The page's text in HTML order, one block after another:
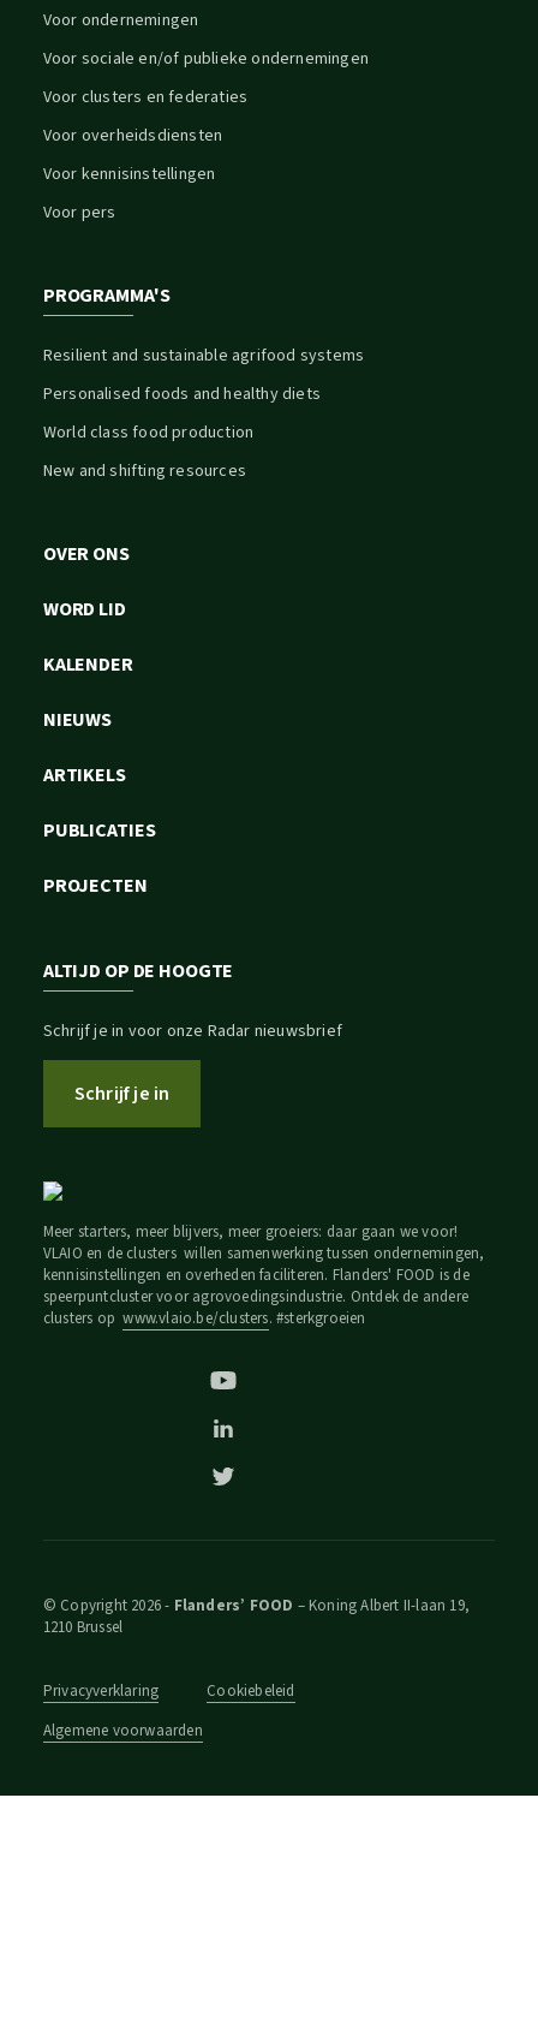
Voor ondernemingen
Voor sociale en/of publieke ondernemingen
Voor clusters en federaties
Voor overheidsdiensten
Voor kennisinstellingen
Voor pers
PROGRAMMA'S
Resilient and sustainable agrifood systems
Personalised foods and healthy diets
World class food production
New and shifting resources
OVER ONS
WORD LID
KALENDER
NIEUWS
ARTIKELS
PUBLICATIES
PROJECTEN
ALTIJD OP DE HOOGTE
Schrijf je in voor onze Radar nieuwsbrief
Schrijf je in
Meer starters, meer blijvers, meer groeiers: daar gaan we voor!
VLAIO en de clusters willen samenwerking tussen ondernemingen,
kennisinstellingen en overheden faciliteren. Flanders' FOOD is de
speerpuntcluster voor agrovoedingsindustrie. Ontdek de andere
clusters opwww.vlaio.be/clusters. #sterkgroeien
© Copyright 2026 - Flanders’ FOOD – Koning Albert II-laan 19,
1210 Brussel
Privacyverklaring
Cookiebeleid
Algemene voorwaarden